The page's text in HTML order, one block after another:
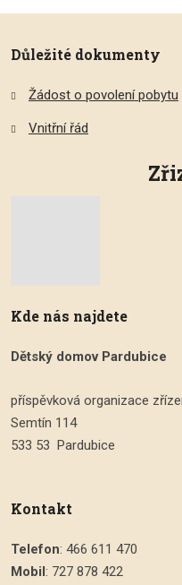
Důležité dokumenty
Žádost o povolení pobytu
Vnitřní řád
Kde nás najdete
Dětský domov Pardubice
příspěvková organizace
Semtín 114
533 53 Pardubice
Kontakt
Telefon: 466 611 470
Mobil: 727 878 422